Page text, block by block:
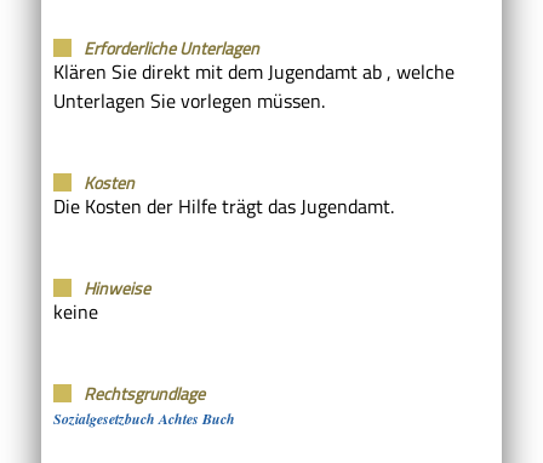
Erforderliche Unterlagen
Klären Sie direkt mit dem Jugendamt ab , welche
Unterlagen Sie vorlegen müssen.
Kosten
Die Kosten der Hilfe trägt das Jugendamt.
Hinweise
keine
Rechtsgrundlage
Sozialgesetzbuch Achtes Buch